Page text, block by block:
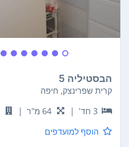
הבסטיליה 5
קרית שפרינצק, חיפה
3 חד'
| 64 מ"ר |
הוסף למועדפים